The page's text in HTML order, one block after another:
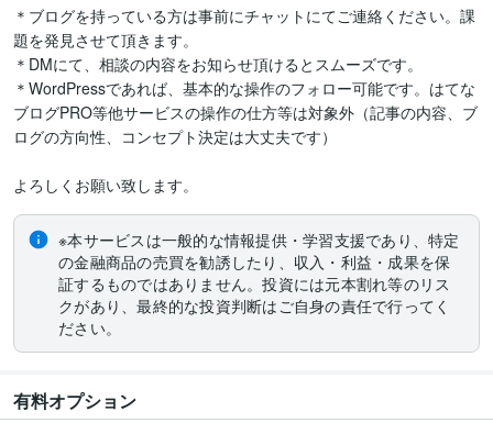
＊ブログを持っている方は事前にチャットにてご連絡ください。課
題を発見させて頂きます。
＊DMにて、相談の内容をお知らせ頂けるとスムーズです。
＊WordPressであれば、基本的な操作のフォロー可能です。はてな
ブログPRO等他サービスの操作の仕方等は対象外（記事の内容、ブ
ログの方向性、コンセプト決定は大丈夫です）
よろしくお願い致します。
※本サービスは一般的な情報提供・学習支援であり、特定
の金融商品の売買を勧誘したり、収入・利益・成果を保
証するものではありません。投資には元本割れ等のリス
クがあり、最終的な投資判断はご自身の責任で行ってく
ださい。
有料オプション